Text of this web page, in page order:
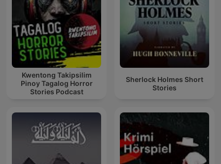
Kwentong Takipsilim
Pinoy Tagalog Horror
Stories Podcast
Sherlock Holmes Short
Stories